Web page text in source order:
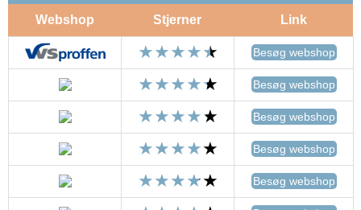
Webshop Stjerner Link
Besøg webshop
Besøg webshop
Besøg webshop
Besøg webshop
Besøg webshop